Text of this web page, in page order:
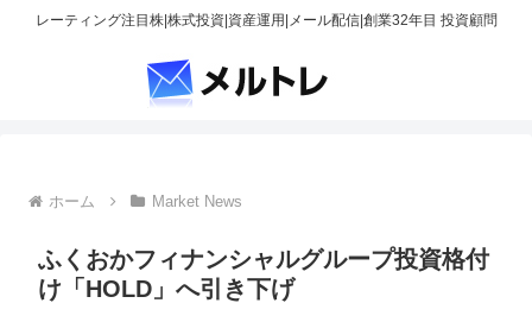
レーティング注目株|株式投資|資産運用|メール配信|創業32年目 投資顧問
ホーム Market News
ふくおかフィナンシャルグループ投資格付
け「HOLD」へ引き下げ